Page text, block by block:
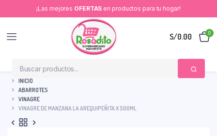
¡Las mejores OFERTAS en productos para tu hogar!
S/0.00 0
INICIO
ABARROTES
VINAGRE
VINAGRE DE MANZANA LA AREQUIPEÑITA X 500ML